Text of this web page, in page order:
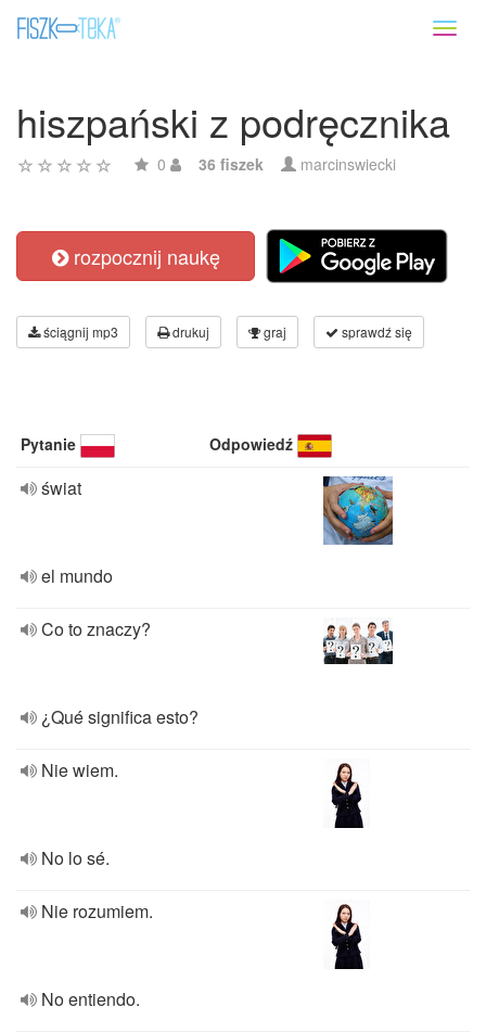
hiszpański z podręcznika
0 36 fiszek marcinswiecki
rozpocznij naukę
ściągnij mp3 drukuj graj sprawdź się
Pytanie Odpowiedź
świat
el mundo
Co to znaczy?
¿Qué significa esto?
Nie wiem.
No lo sé.
Nie rozumiem.
No entiendo.